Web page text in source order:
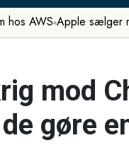
hos AWS Apple sælger
mod
gøre